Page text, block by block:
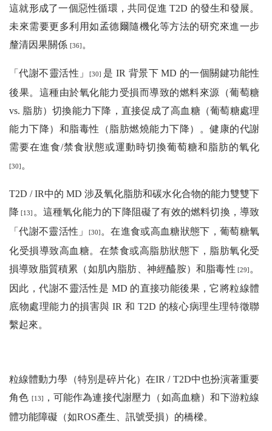
這就形成了一個惡性循環，共同促進 T2D 的發生和發展。
未來需要更多利用如孟德爾隨機化等方法的研究來進一步
釐清因果關係 [36] 。
「代謝不靈活性」 [30] 是 IR 背景下 MD 的一個關鍵功能性
後果。這種由於氧化能力受損而導致的燃料來源（葡萄糖
vs. 脂肪）切換能力下降，直接促成了高血糖（葡萄糖處理
能力下降）和脂毒性（脂肪燃燒能力下降）。健康的代謝
需要在進食/禁食狀態或運動時切換葡萄糖和脂肪的氧化
[30] 。
T2D / IR中的 MD 涉及氧化脂肪和碳水化合物的能力雙雙下
降 [13] 。這種氧化能力的下降阻礙了有效的燃料切換，導致
「代謝不靈活性」
[30] 。在進食或高血糖狀態下，葡萄糖氧
化受損導致高血糖。在禁食或高脂肪狀態下，脂肪氧化受
損導致脂質積累（如肌內脂肪、神經醯胺）和脂毒性 [29] 。
因此，代謝不靈活性是 MD 的直接功能後果，它將粒線體
底物處理能力的損害與 IR 和 T2D 的核心病理生理特徵聯
繫起來。
粒線體動力學（特別是碎片化）在IR / T2D中也扮演著重要
角色 [13]
，可能作為連接代謝壓力（如高血糖）和下游粒線
體功能障礙（如ROS產生、訊號受損）的橋樑。